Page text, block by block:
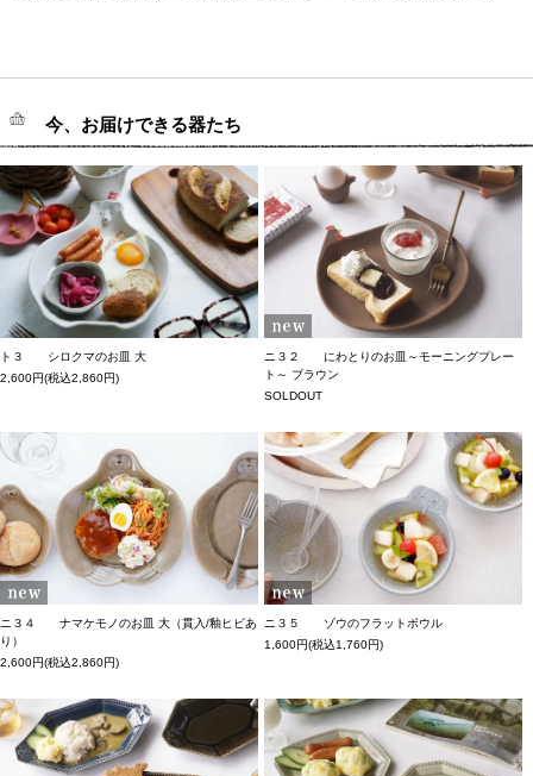
今、お届けできる器たち
ト３ シロクマのお皿 大
2,600円(税込2,860円)
ニ３２ にわとりのお皿～モーニングプレー
ト～ ブラウン
SOLDOUT
ニ３４ ナマケモノのお皿 大（貫入/釉ヒビあ
り）
2,600円(税込2,860円)
ニ３５ ゾウのフラットボウル
1,600円(税込1,760円)